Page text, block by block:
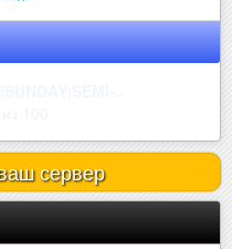
сервер